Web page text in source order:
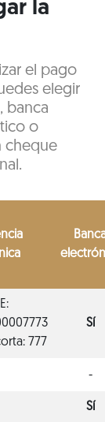
la
el pago
elegir
banca
o
cheque
777
Sí
-
Sí